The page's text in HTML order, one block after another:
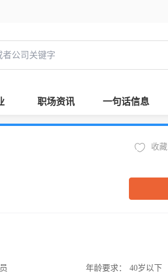
职场资讯 一句话信息
收藏
年龄要求：
40岁以下